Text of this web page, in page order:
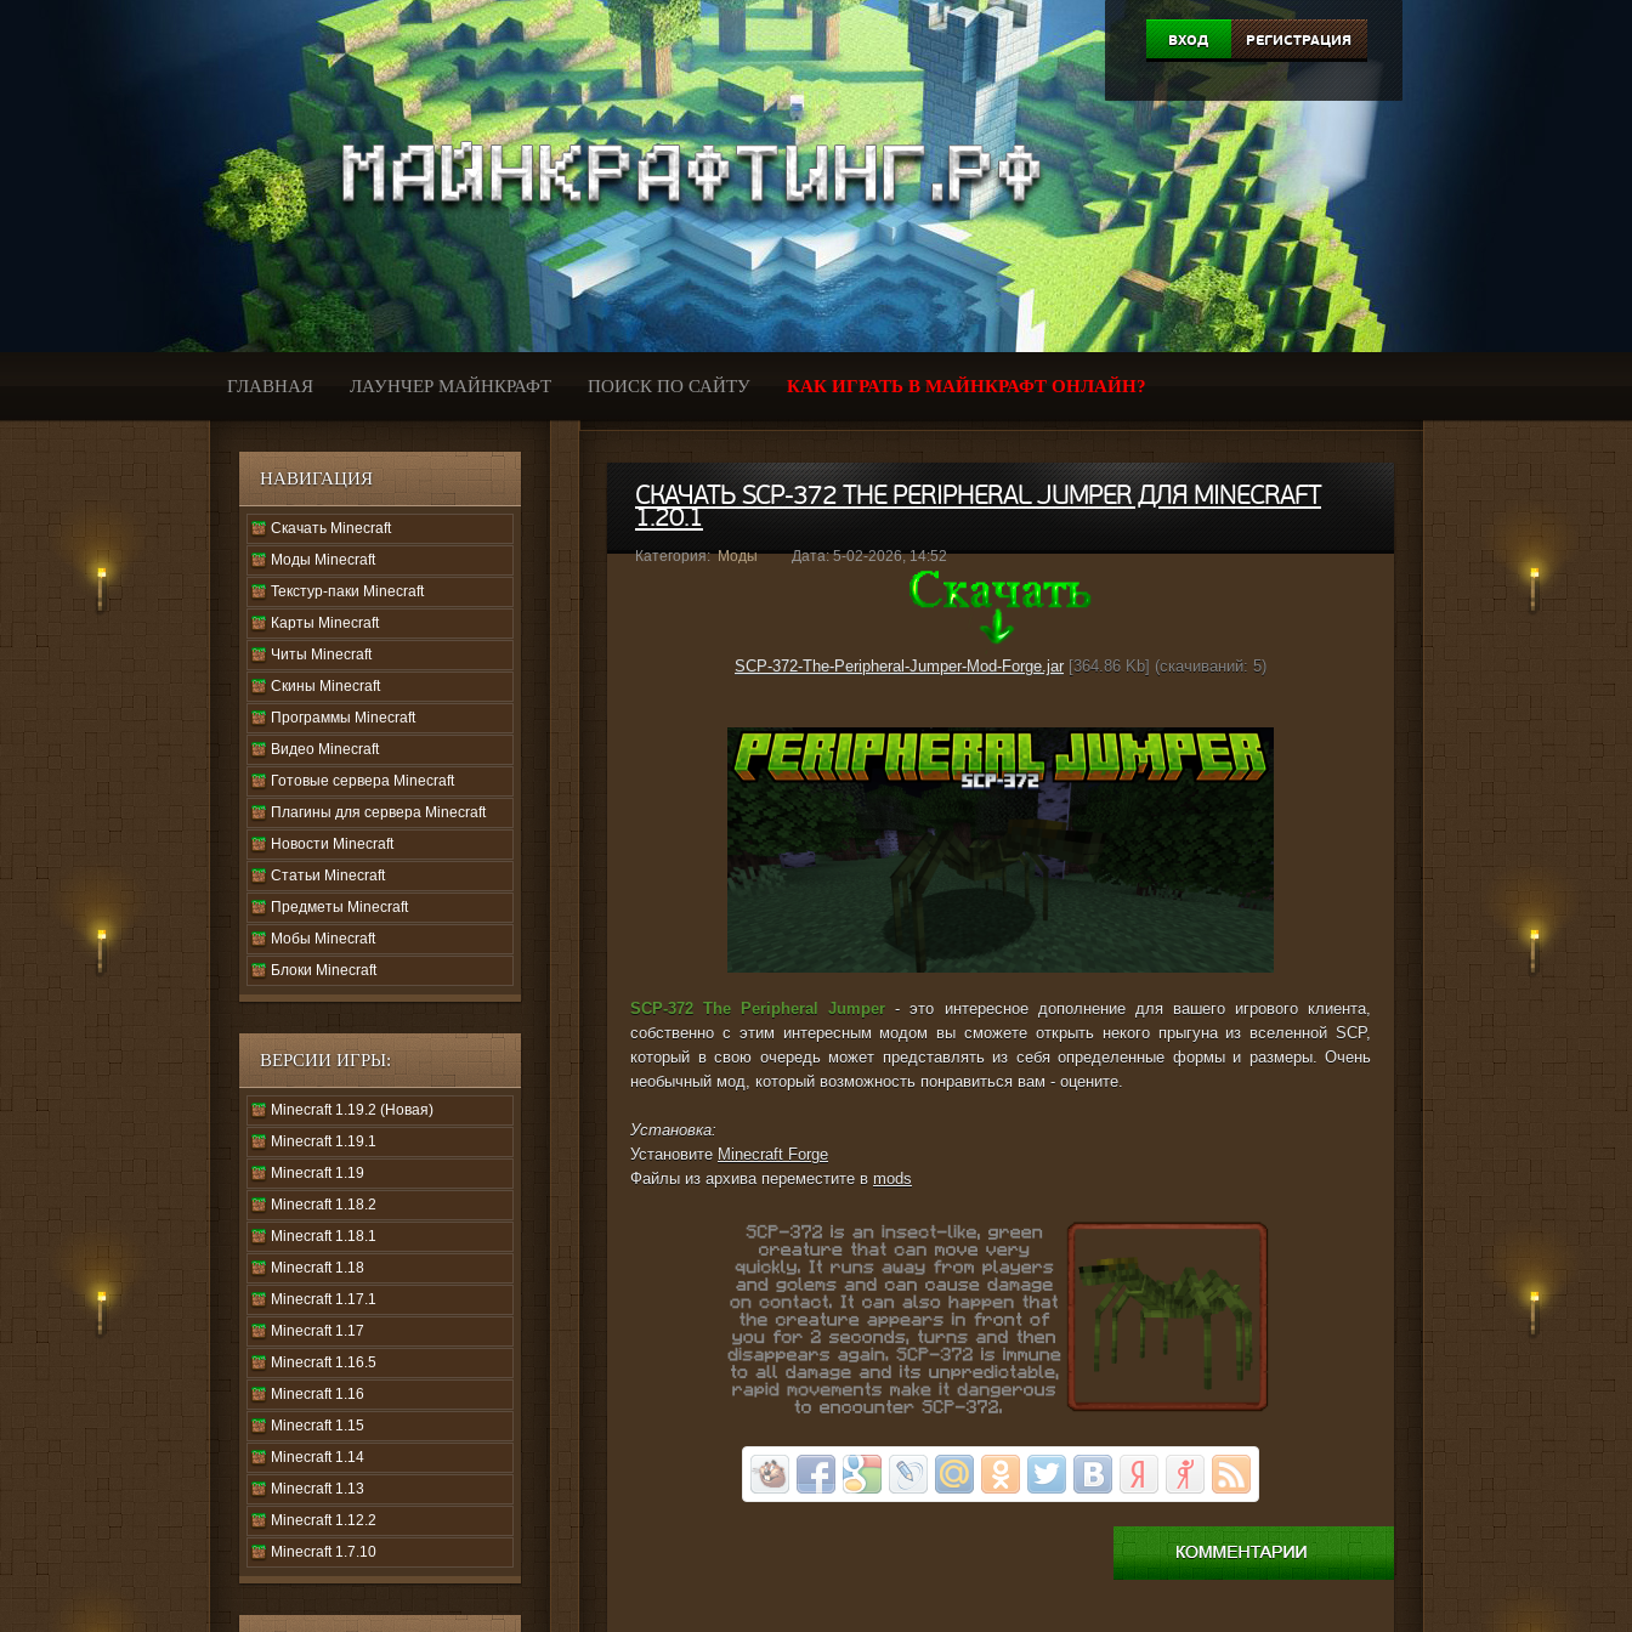
ВХОД РЕГИСТРАЦИЯ
ГЛАВНАЯ ЛАУНЧЕР МАЙНКРАФТ ПОИСК ПО САЙТУ КАК ИГРАТЬ В МАЙНКРАФТ ОНЛАЙН?
НАВИГАЦИЯ
Скачать Minecraft
Моды Minecraft
Текстур-паки Minecraft
Карты Minecraft
Читы Minecraft
Скины Minecraft
Программы Minecraft
Видео Minecraft
Готовые сервера Minecraft
Плагины для сервера Minecraft
Новости Minecraft
Статьи Minecraft
Предметы Minecraft
Мобы Minecraft
Блоки Minecraft
ВЕРСИИ ИГРЫ:
Minecraft 1.19.2 (Новая)
Minecraft 1.19.1
Minecraft 1.19
Minecraft 1.18.2
Minecraft 1.18.1
Minecraft 1.18
Minecraft 1.17.1
Minecraft 1.17
Minecraft 1.16.5
Minecraft 1.16
Minecraft 1.15
Minecraft 1.14
Minecraft 1.13
Minecraft 1.12.2
Minecraft 1.7.10
СКАЧАТЬ SCP-372 THE PERIPHERAL JUMPER ДЛЯ MINECRAFT
1.20.1
Категория: Моды Дата: 5-02-2026, 14:52
SCP-372-The-Peripheral-Jumper-Mod-Forge.jar [364.86 Kb] (cкачиваний: 5)
SCP-372 The Peripheral Jumper - это интересное дополнение для вашего игрового клиента,
собственно с этим интересным модом вы сможете открыть некого прыгуна из вселенной SCP,
который в свою очередь может представлять из себя определенные формы и размеры. Очень
необычный мод, который возможность понравиться вам - оцените.
Установка:
Установите Minecraft Forge
Файлы из архива переместите в mods